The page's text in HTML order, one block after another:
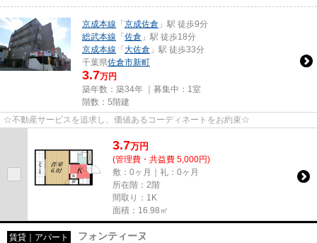
京成本線 「京成佐倉 」駅 徒歩9分
総武本線 「佐倉 」駅 徒歩18分
京成本線 「大佐倉 」駅 徒歩33分
千葉県佐倉市新町
3.7万円
築年数：築34年 ｜募集中： 1室
階数：5階建
☆不動産サービスを追求し、価値あるコーディネートをお約束☆
3.7万円
(管理費・共益費 5,000円)
敷：0ヶ月｜礼：0ヶ月
所在階：2階
間取り：1K
面積：16.98㎡
賃貸｜アパート フォンティーヌ